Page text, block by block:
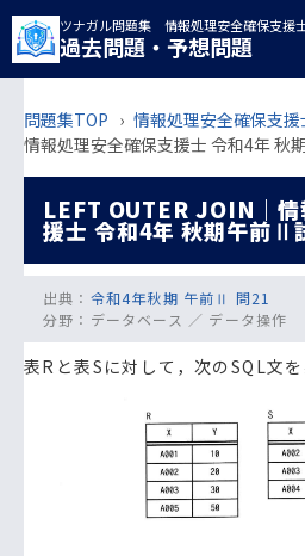
ツナガル問題集 情報処理安全確保支援
過去問題・予想問題
問題集TOP › 情報処理安全確保支援
情報処理安全確保支援士 令和4年 秋
LEFT OUTER JOIN｜情
援士 令和4年 秋期午前Ⅱ
出典： 令和4年秋期 午前Ⅱ 問21
分野： データベース ／ データ操作
表Rと表Sに対して，次のSQL文